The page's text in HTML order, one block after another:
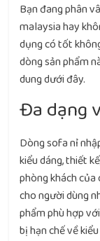
Bạn đang phân
malaysia hay
dụng có tốt
dòng sản phẩm
dung dưới đây.
Đa dạng
Dòng sofa nỉ
kiểu dáng, thiết
phòng khách của
cho người dùng
phẩm phù hợp
bị hạn chế về